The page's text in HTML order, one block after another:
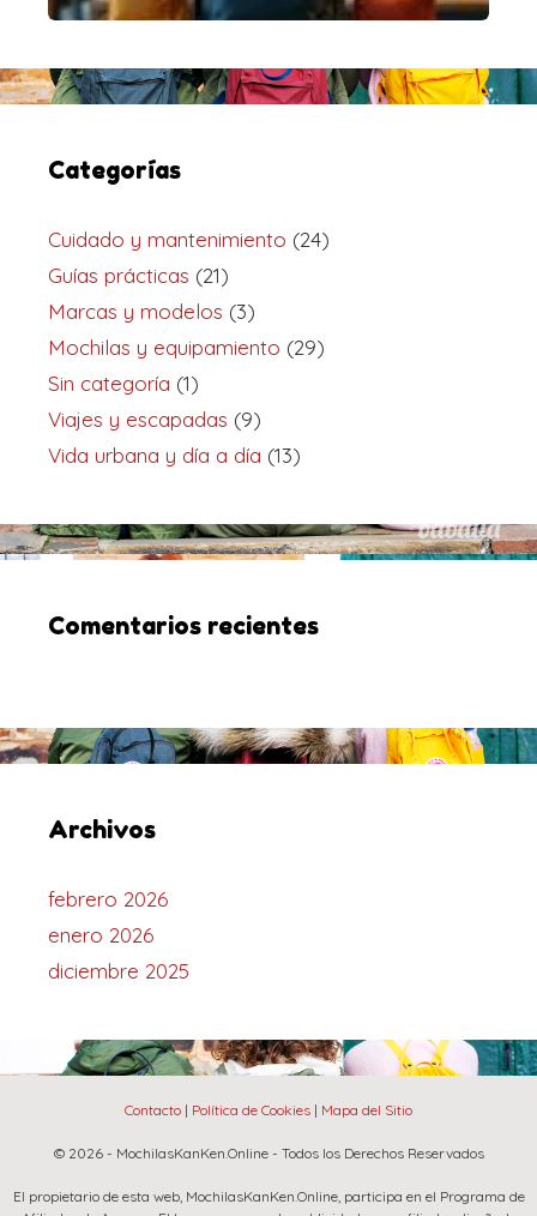
Categorías
Cuidado y mantenimiento (24)
Guías prácticas (21)
Marcas y modelos (3)
Mochilas y equipamiento (29)
Sin categoría (1)
Viajes y escapadas (9)
Vida urbana y día a día (13)
Comentarios recientes
Archivos
febrero 2026
enero 2026
diciembre 2025
Contacto | Política de Cookies | Mapa del Sitio
© 2026 - MochilasKanKen.Online - Todos los Derechos Reservados
El propietario de esta web, MochilasKanKen.Online, participa en el Programa de